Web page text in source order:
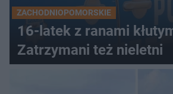
ZACHODNIOPOMORSKIE
16-latek z ranami
Zatrzymani też nieletni